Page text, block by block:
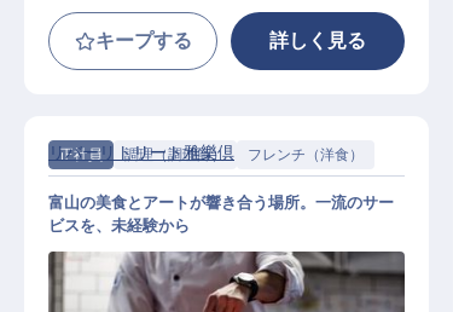
キープする 詳しく見る
正社員 調理（調理師） フレンチ（洋食）
リバーリトリート雅樂倶
富山の美食とアートが響き合う場所。一流のサー
ビスを、未経験から